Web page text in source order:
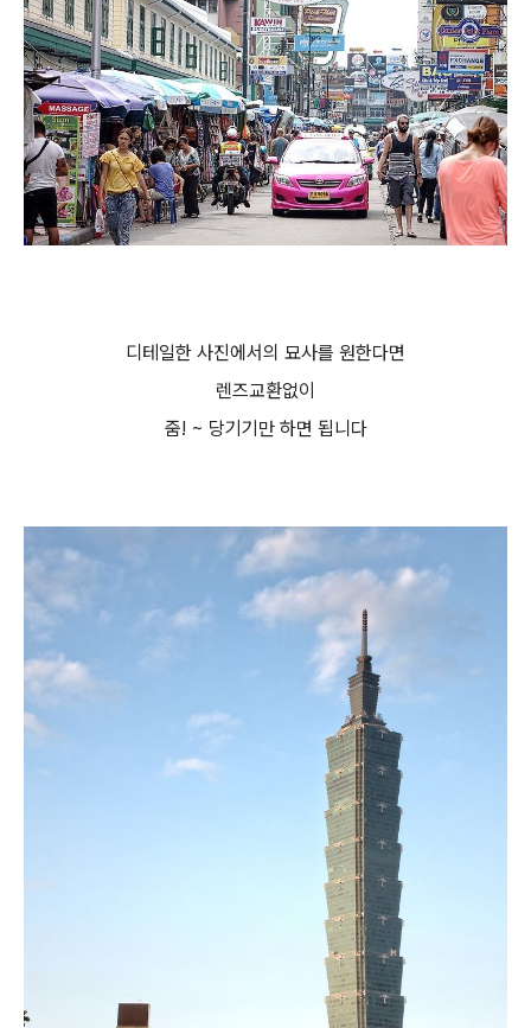
디테일한 사진에서의 묘사를 원한다면
렌즈교환없이
줌! ~ 당기기만 하면 됩니다